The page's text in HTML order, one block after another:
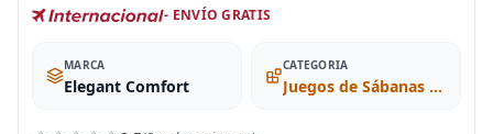
- ENVÍO GRATIS
MARCA
Elegant Comfort
CATEGORIA
Juegos de Sábanas y Fundas de Almohada